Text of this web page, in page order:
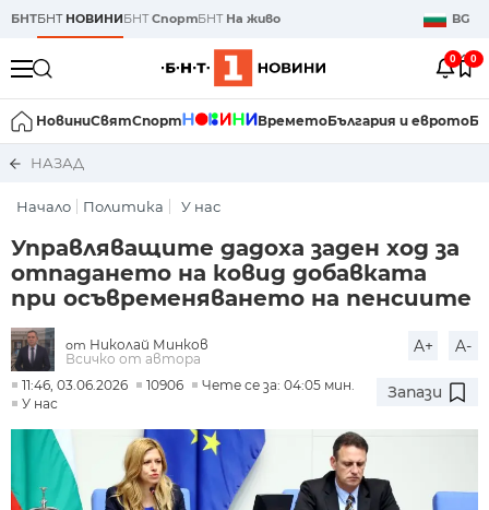
БНТБНТ НОВИНИБНТСпортБНТ На живо BG
0 0
НовиниСвятСпорт ВреметоБългария и еврото
НАЗАД
Начало Политика У нас
Управляващите дадоха заден ход за
отпадането на ковид добавката
при осъвременяването на пенсиите
от Николай Минков
Всичко от автора
A+ A-
11:46, 03.06.2026 10906
Чете се за: 04:05 мин.
У нас
Запази